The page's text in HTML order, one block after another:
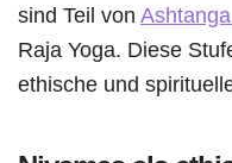
sind Teil von
Raja Yoga. Diese
ethische und